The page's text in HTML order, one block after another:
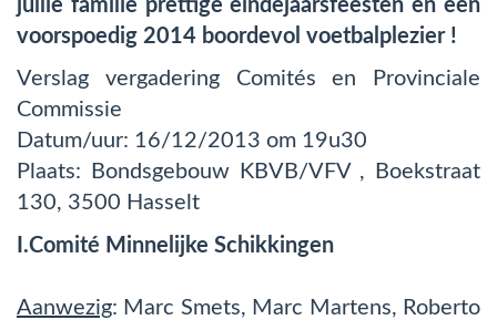
jullie familie prettige eindejaarsfeesten en een
voorspoedig 2014 boordevol voetbalplezier !
Verslag vergadering Comités en Provinciale
Commissie
Datum/uur: 16/12/2013 om 19u30
Plaats: Bondsgebouw KBVB/VFV , Boekstraat
130, 3500 Hasselt
I.Comité Minnelijke Schikkingen
Aanwezig: Marc Smets, Marc Martens, Roberto